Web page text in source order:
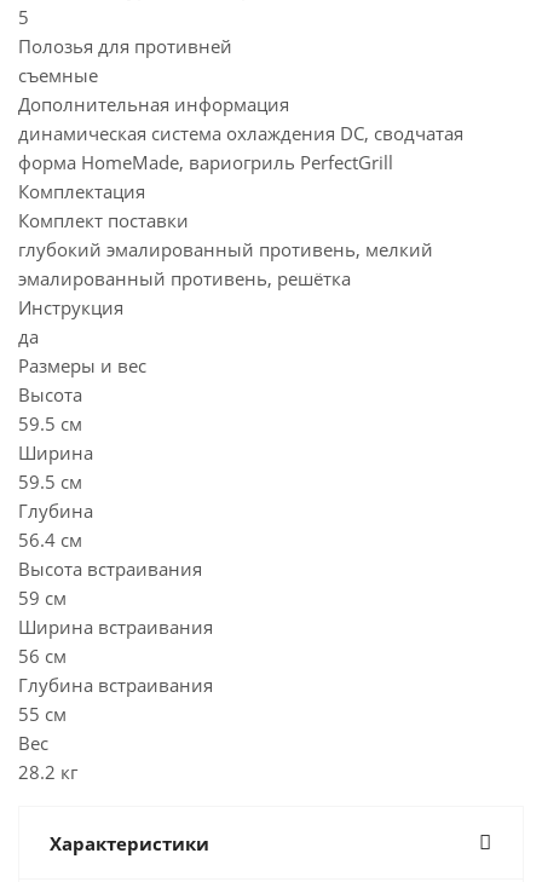
5
Полозья для противней
съемные
Дополнительная информация
динамическая система охлаждения DC, сводчатая
форма HomeMade, вариогриль PerfectGrill
Комплектация
Комплект поставки
глубокий эмалированный противень, мелкий
эмалированный противень, решётка
Инструкция
да
Размеры и вес
Высота
59.5 см
Ширина
59.5 см
Глубина
56.4 см
Высота встраивания
59 см
Ширина встраивания
56 см
Глубина встраивания
55 см
Вес
28.2 кг
Характеристики